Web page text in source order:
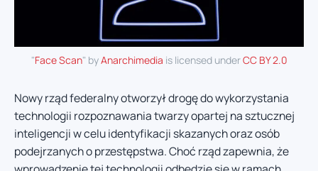
"Face Scan" byAnarchimedia is licensed underCC BY 2.0
Nowy rząd federalny otworzył drogę do wykorzystania
technologii rozpoznawania twarzy opartej na sztucznej
inteligencji w celu identyfikacji skazanych oraz osób
podejrzanych o przestępstwa. Choć rząd zapewnia, że